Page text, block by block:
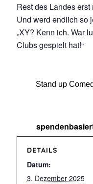
Rest des Landes erst
Und werd endlich so
„XY? Kenn ich. War
Clubs gespielt hat!“
Stand up
DETAILS
Datum:
3. Dezember 2025